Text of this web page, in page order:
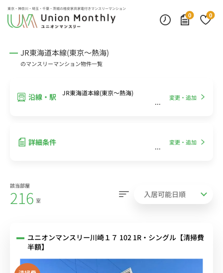
東京・神奈川・埼玉・千葉・茨城の格安家具家電付きマンスリーマンション
0
0
JR東海道本線(東京～熱海)
のマンスリーマンション物件一覧
沿線・駅 JR東海道本線(東京～熱海)
変更・追加
詳細条件 変更・追加
該当部屋
216 室
ユニオンマンスリー川崎１７ 102 1R・シングル【清掃費
半額】